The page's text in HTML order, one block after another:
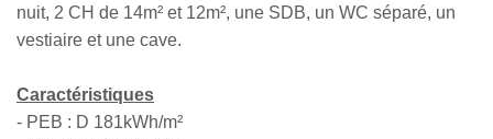
nuit, 2 CH de 14m² et 12m², une SDB, un WC séparé, un
vestiaire et une cave.
Caractéristiques
- PEB : D 181kWh/m²